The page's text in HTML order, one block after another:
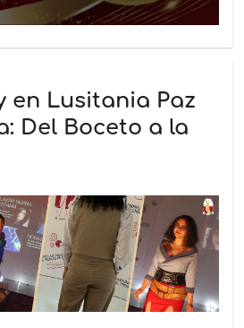
en Lusitania Paz
Del Boceto a la